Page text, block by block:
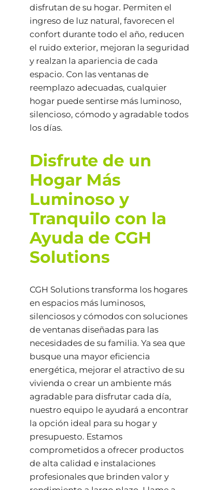
disfrutan de su hogar. Permiten el
ingreso de luz natural, favorecen el
confort durante todo el año, reducen
el ruido exterior, mejoran la seguridad
y realzan la apariencia de cada
espacio. Con las ventanas de
reemplazo adecuadas, cualquier
hogar puede sentirse más luminoso,
silencioso, cómodo y agradable todos
los días.
Disfrute de un
Hogar Más
Luminoso y
Tranquilo con la
Ayuda de CGH
Solutions
CGH Solutions transforma los hogares
en espacios más luminosos,
silenciosos y cómodos con soluciones
de ventanas diseñadas para las
necesidades de su familia. Ya sea que
busque una mayor eficiencia
energética, mejorar el atractivo de su
vivienda o crear un ambiente más
agradable para disfrutar cada día,
nuestro equipo le ayudará a encontrar
la opción ideal para su hogar y
presupuesto. Estamos
comprometidos a ofrecer productos
de alta calidad e instalaciones
profesionales que brinden valor y